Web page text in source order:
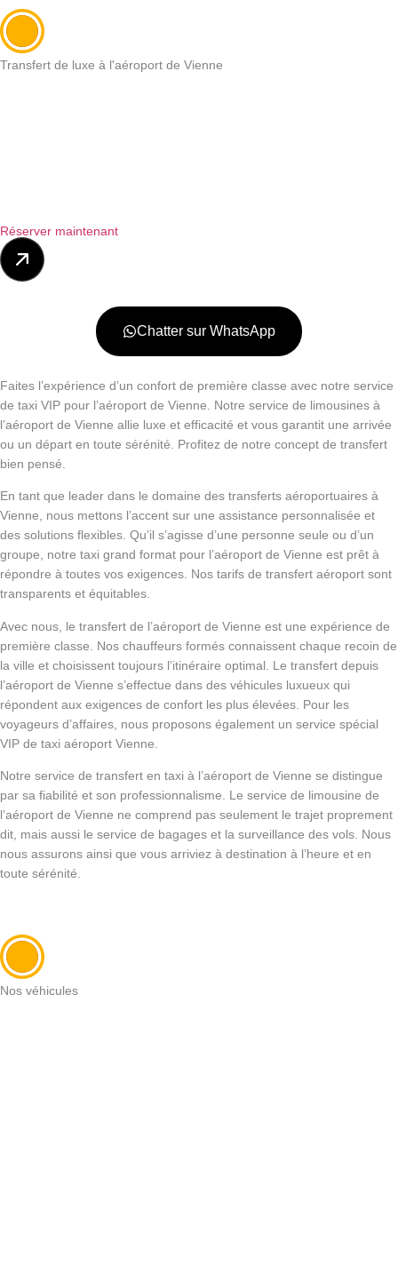
Transfert de luxe à l'aéroport de Vienne
Réserver maintenant
Chatter sur WhatsApp
Faites l’expérience d’un confort de première classe avec notre service
de taxi VIP pour l’aéroport de Vienne. Notre service de limousines à
l’aéroport de Vienne allie luxe et efficacité et vous garantit une arrivée
ou un départ en toute sérénité. Profitez de notre concept de transfert
bien pensé.
En tant que leader dans le domaine des transferts aéroportuaires à
Vienne, nous mettons l’accent sur une assistance personnalisée et
des solutions flexibles. Qu’il s’agisse d’une personne seule ou d’un
groupe, notre taxi grand format pour l’aéroport de Vienne est prêt à
répondre à toutes vos exigences. Nos tarifs de transfert aéroport sont
transparents et équitables.
Avec nous, le transfert de l’aéroport de Vienne est une expérience de
première classe. Nos chauffeurs formés connaissent chaque recoin de
la ville et choisissent toujours l’itinéraire optimal. Le transfert depuis
l’aéroport de Vienne s’effectue dans des véhicules luxueux qui
répondent aux exigences de confort les plus élevées. Pour les
voyageurs d’affaires, nous proposons également un service spécial
VIP de taxi aéroport Vienne.
Notre service de transfert en taxi à l’aéroport de Vienne se distingue
par sa fiabilité et son professionnalisme. Le service de limousine de
l’aéroport de Vienne ne comprend pas seulement le trajet proprement
dit, mais aussi le service de bagages et la surveillance des vols. Nous
nous assurons ainsi que vous arriviez à destination à l’heure et en
toute sérénité.
Nos véhicules